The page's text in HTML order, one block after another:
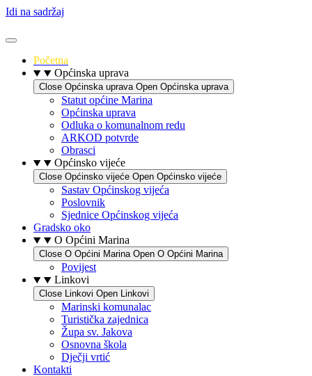
Idi na sadržaj
Početna
Općinska uprava
Close Općinska uprava Open Općinska uprava
Statut općine Marina
Općinska uprava
Odluka o komunalnom redu
ARKOD potvrde
Obrasci
Općinsko vijeće
Close Općinsko vijeće Open Općinsko vijeće
Sastav Općinskog vijeća
Poslovnik
Sjednice Općinskog vijeća
Gradsko oko
O Općini Marina
Close O Općini Marina Open O Općini Marina
Povijest
Linkovi
Close Linkovi Open Linkovi
Marinski komunalac
Turistička zajednica
Župa sv. Jakova
Osnovna škola
Dječji vrtić
Kontakti